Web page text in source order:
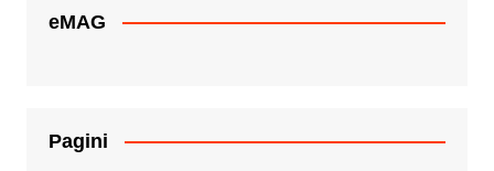
eMAG
Pagini